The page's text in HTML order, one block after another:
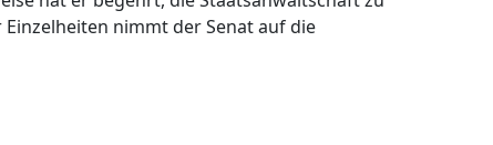
nimmt der Senat auf die